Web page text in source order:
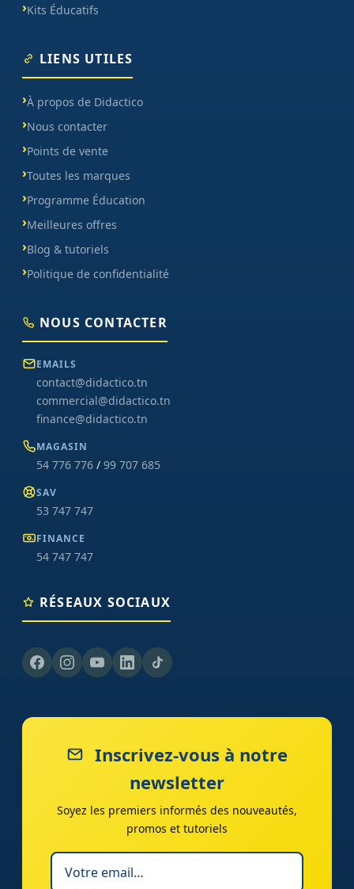
Kits Éducatifs
LIENS UTILES
À propos de Didactico
Nous contacter
Points de vente
Toutes les marques
Programme Éducation
Meilleures offres
Blog & tutoriels
Politique de confidentialité
NOUS CONTACTER
EMAILS
contact@didactico.tn
commercial@didactico.tn
finance@didactico.tn
MAGASIN
54 776 776 / 99 707 685
SAV
53 747 747
FINANCE
54 747 747
RÉSEAUX SOCIAUX
Inscrivez-vous à notre
newsletter
Soyez les premiers informés des nouveautés,
promos et tutoriels